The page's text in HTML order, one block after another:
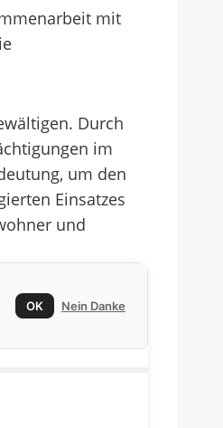
mit
Durch
im
um den
Einsatzes
und
OK Nein Danke